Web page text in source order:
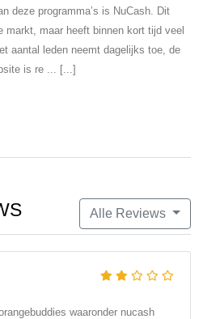
deze programma’s is NuCash. Dit
markt, maar heeft binnen kort tijd veel
aantal leden neemt dagelijks toe, de
is re ... [...]
Alle Reviews
waaronder nucash